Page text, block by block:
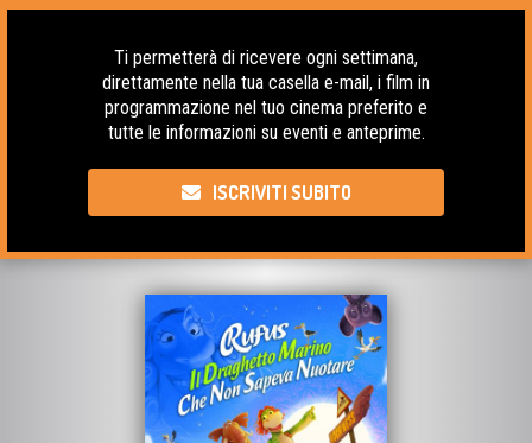
Ti permetterà di ricevere ogni settimana,
direttamente nella tua casella e-mail, i film in
programmazione nel tuo cinema preferito e
tutte le informazioni su eventi e anteprime.
ISCRIVITI SUBITO